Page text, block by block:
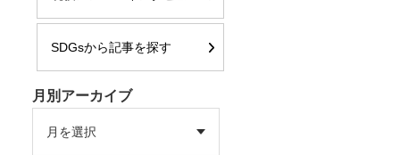
SDGsから記事を探す
月別アーカイブ